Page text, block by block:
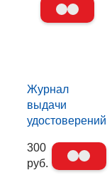
Журнал
выдачи
удостоверений
300
руб.